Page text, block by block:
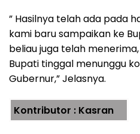
” Hasilnya telah ada pada
kami baru sampaikan ke
beliau juga telah
Bupati tinggal menunggu
Gubernur,” Jelasnya.
Kontributor : Kasran